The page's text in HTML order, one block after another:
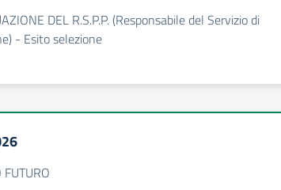
DEL R.S.P.P. (Responsabile del Servizio di
- Esito selezione